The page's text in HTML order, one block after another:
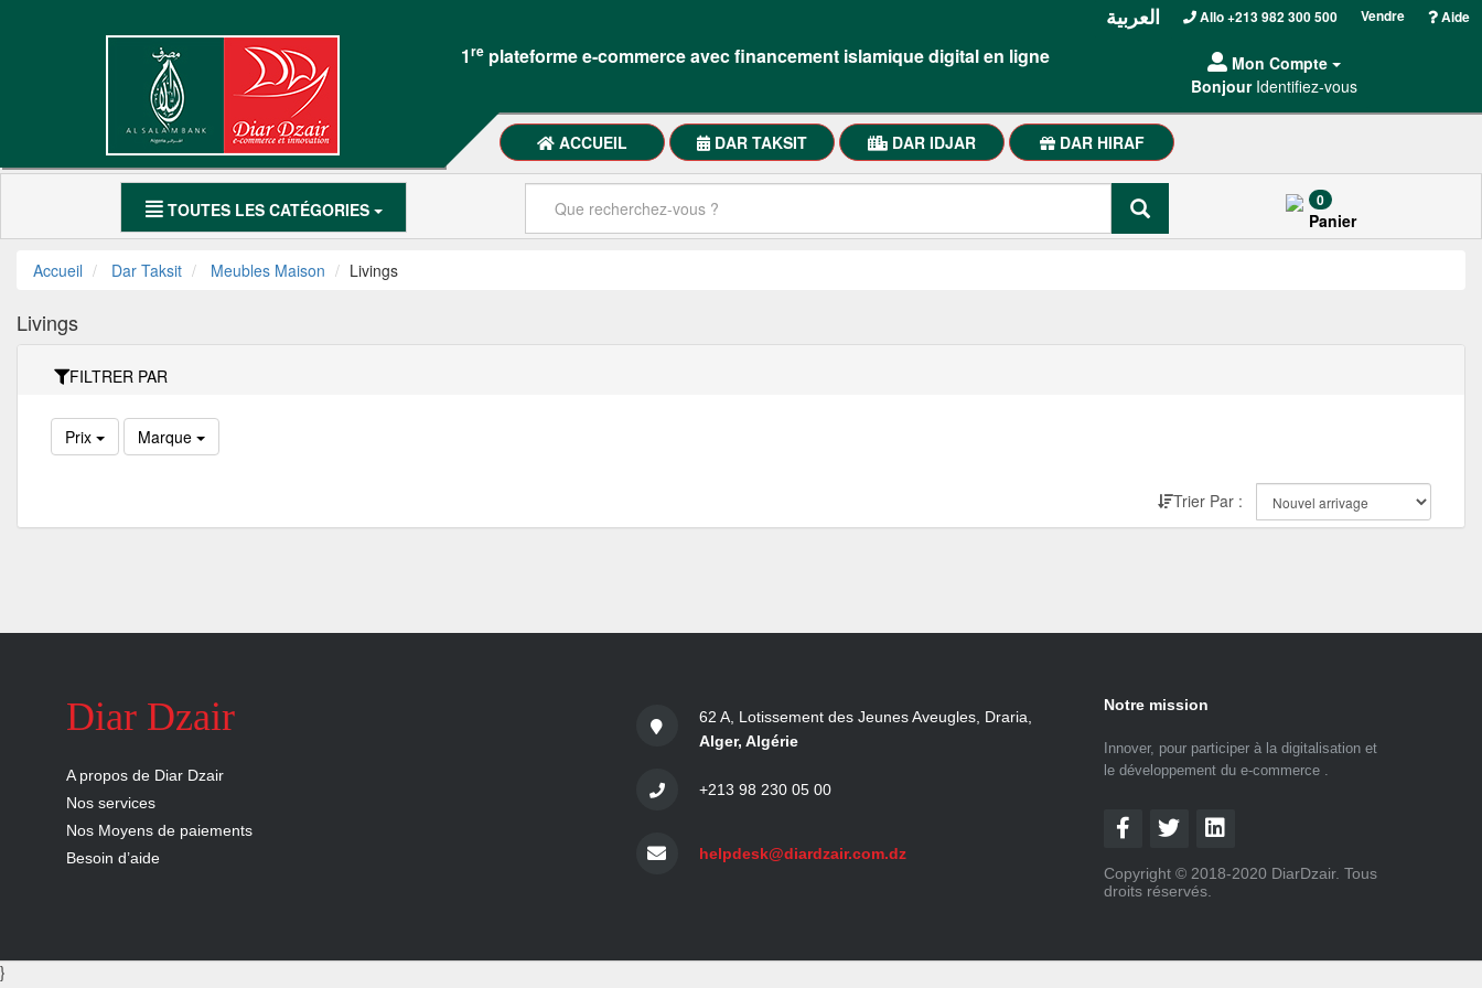
Mon
العربية
DAR
TAKSIT
TAKSIT
Meubles Maison
SmartPhones
Motocycle
Compte
العربية Allo +213 982 300 500 Vendre Aide
1re plateforme e-commerce avec financement islamique digital en ligne
Mon Compte
Bonjour Identifiez-vous
ACCUEIL DAR TAKSIT DAR IDJAR DAR HIRAF
TOUTES LES CATÉGORIES 0
Panier
Accueil Dar Taksit Meubles Maison Livings
Livings
FILTRER PAR
Prix Marque
Trier Par :
Diar Dzair
A propos de Diar Dzair
Nos services
Nos Moyens de paiements
Besoin d’aide
62 A, Lotissement des Jeunes Aveugles, Draria,
Alger, Algérie
+213 98 230 05 00
helpdesk@diardzair.com.dz
Notre mission
Innover, pour participer à la digitalisation et
le développement du e-commerce .
Copyright © 2018-2020 DiarDzair. Tous
droits réservés.
}